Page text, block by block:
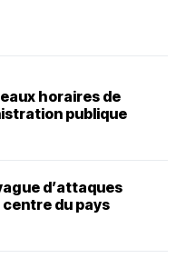
horaires de
publique
d’attaques
centre du pays